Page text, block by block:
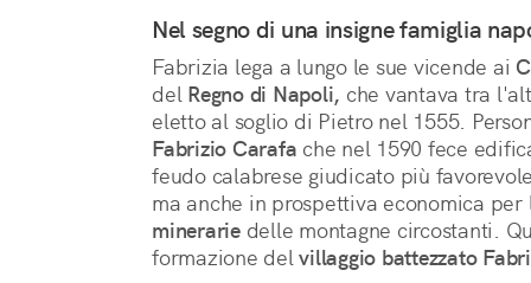
Nel segno di una insigne famiglia
Fabrizia lega a lungo le sue vicende ai
del Regno di Napoli, che vantava tra
Fabrizio Carafa che nel 1590 fece
feudo calabrese giudicato più
ma anche in prospettiva economica
minerarie delle montagne circostanti.
formazione del villaggio battezzato